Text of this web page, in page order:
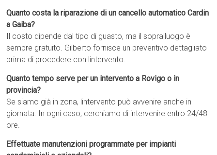
Quanto costa la riparazione di un cancello automatico Cardin
a Gaiba?
Il costo dipende dal tipo di guasto, ma il sopralluogo è
sempre gratuito. Gilberto fornisce un preventivo dettagliato
prima di procedere con lintervento.
Quanto tempo serve per un intervento a Rovigo o in
provincia?
Se siamo già in zona, lintervento può avvenire anche in
giornata. In ogni caso, cerchiamo di intervenire entro 24/48
ore.
Effettuate manutenzioni programmate per impianti